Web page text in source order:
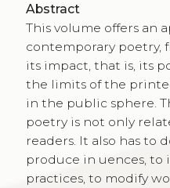
Abstract
This volume offers an
contemporary poetry,
its impact, that is, its
the limits of the
in the public sphere.
poetry is not only
readers. It also has to
produce in uences, to
practices, to modify